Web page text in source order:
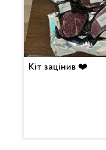
Кіт зацінив ❤️